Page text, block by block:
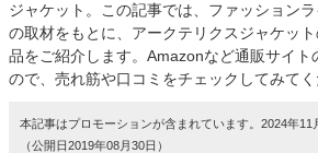
ジャケット。この記事では、ファッション
の取材をもとに、アークテリクスジャケッ
品をご紹介します。Amazonなど通販サイト
ので、売れ筋や口コミをチェックしてみてく
本記事はプロモーションが含まれています。2024年11
（公開日2019年08月30日）